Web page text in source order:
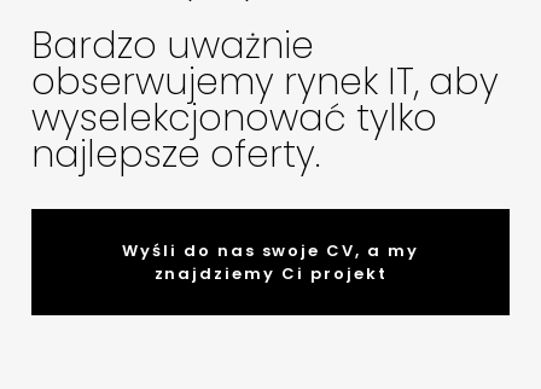
Bardzo uważnie
obserwujemy rynek IT, aby
wyselekcjonować tylko
najlepsze oferty.
Wyśli do nas swoje CV, a my
znajdziemy Ci projekt